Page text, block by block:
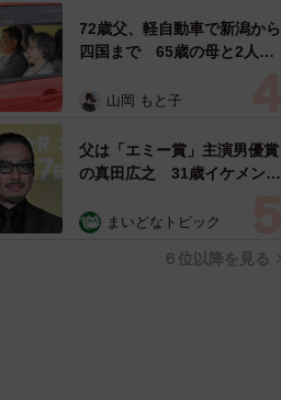
表の訴え
72歳父、軽自動車で新潟から
四国まで 65歳の母と2人で
憩まで分刻み… 「大学生で
山岡 もと子
父は「エミー賞」主演男優賞
の真田広之 31歳イケメン俳
「ガチヒロさんそっくり」
まいどなトピック
６位以降を見る